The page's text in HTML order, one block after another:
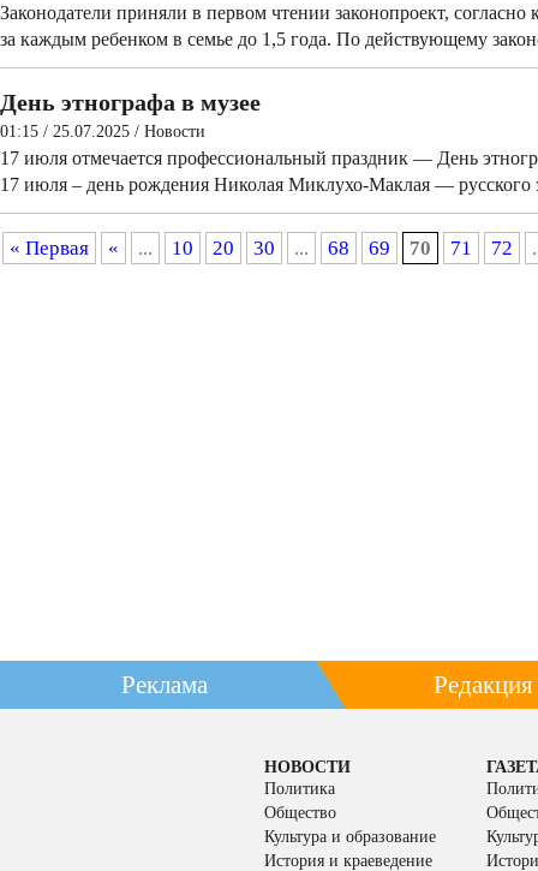
Законодатели приняли в первом чтении законопроект,
за каждым ребенком в семье до 1,5 года. По действующему
День этнографа в музее
01:15 / 25.07.2025 / Новости
17 июля отмечается профессиональный праздник — День
17 июля – день рождения Николая Миклухо-Маклая — русского
« Первая « ... 10 20 30 ... 68 69 70 71 72
Реклама Редакция
НОВОСТИ
Политика
Общество
Культура и образование
История и краеведение